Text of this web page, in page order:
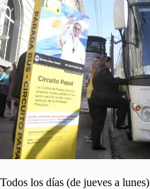
Todos los días (de jueves a lunes)